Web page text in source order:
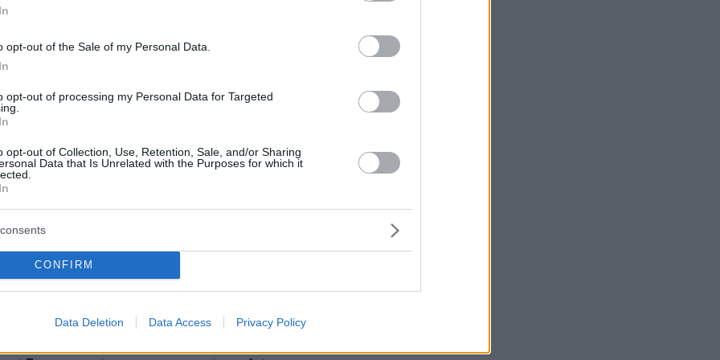
opt-out of the Sale of my Personal Data.
opt-out of processing my Personal Data for Targeted
opt-out of Collection, Use, Retention, Sale, and/or Sharing
Data that Is Unrelated with the Purposes for which it
CONFIRM
Data Deletion Data Access Privacy Policy
που έφτασε μέχρι την επιφάνεια της Γης.
με 250 τόνους TNT. Η διαστημική
ότι ο κρότος ήταν αρκετά ισχυρός
δονήσεις σε κατοικίες.
μετεωρίτη νωρίτερα την ίδια ημέρα. Ο όρος
για κάθε μικρό διαστημικό σώμα που
ατμόσφαιρα της Γης. Η ανίχνευση έγινε μέσω
γνωστού ως γεωστατικός χαρτογράφος
lightning mapper), το οποίο
λάμψεις στην ατμόσφαιρα και
Εθνική Υπηρεσία Ωκεανών και Ατμόσφαιρας